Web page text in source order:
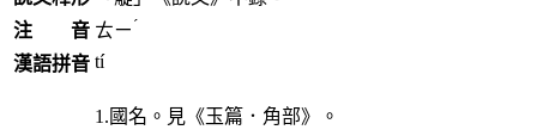
注 音 ㄊㄧ ˊ
漢語拼音 tí
1.國名。見《玉篇．角部》。